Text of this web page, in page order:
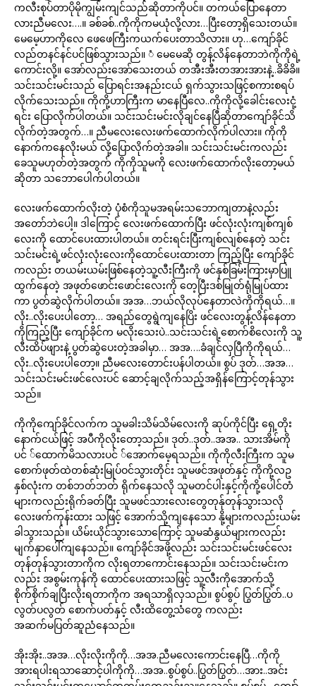
ကလီးစုပ်တာပိုမိုကျွမ်းကျင်သည်ဆိုတာကိုပင်။ တကယ်ပြောနေတာ
လားညီမလေး….။ ခစ်ခစ်..ကိုကိုကမယုံလို့လား…ပြီးတော့ရှိသေးတယ်။
မေမေ့ဟာကိုလေ ဖေဖေကြီးကယက်ပေးတာသိလား။ ဟု…ကျော်ခိုင်
လည်တနင်နင်ပင်ဖြစ်သွားသည်။ ံ မေမေဆို တွန့်လိန်နေတာဘဲကိုကိုရဲ့
ကောင်းလို့။ အော်လည်းအော်သေးတယ် တအီးအီးတအားအားနဲ့..ခိခိခိ။
သင်းသင်းမင်းသည် ပြောရင်းအနည်းငယ် ရှက်သွားသဖြင့်စကားစရပ်
လိုက်သေးသည်။ ကိုကို့ဟာကြီးက မာနေပြီလေ..ကိုကိုလို့ခေါင်းလေးငုံ့
ရင်း ပြောလိုက်ပါတယ်။ သင်းသင်းမင်းလိုချင်နေပြီဆိုတာကျော်ခိုင်သိ
လိုက်တဲ့အတွက်…။ ညီမလေးလေးဖက်ထောက်လိုက်ပါလား။ ကိုကို
နောက်ကနေလိုးမယ် လို့ပြောလိုက်တဲ့အခါ။ သင်းသင်းမင်းကလည်း
ခေသူမဟုတ်တဲ့အတွက် ကိုကိုသူမကို လေးဖက်ထောက်လိုးတော့မယ်
ဆိုတာ သဘောပေါက်ပါတယ်။
လေးဖက်ထောက်လိုးတဲ့ ပုံစံကိုသူမအရမ်းသဘောကျတာနဲ့လည်း
အတော်ဘဲပေါ့။ ဒါကြောင့် လေးဖက်ထောက်ပြီး ဖင်လုံးလုံးကျစ်ကျစ်
လေးကို ထောင်ပေးထားပါတယ်။ တင်းရင်းပြီးကျစ်လျစ်နေတဲ့ သင်း
သင်းမင်းရဲ့ဖင်လုံးလုံးလေးကိုထောင်ပေးထားတာ ကြည့်ပြီး ကျော်ခိုင်
ကလည်း တယမ်းယမ်းဖြစ်နေတဲ့သူ့လီးကြီးကို ဖင်နှစ်ခြမ်းကြားမှာပြူ
ထွက်နေတဲ့ အဖုတ်ဖောင်းဖောင်းလေးကို တေ့ပြီးဒစ်မြုတ်ရုံမြုပ်ထား
ကာ ပွတ်ဆွဲလိုက်ပါတယ်။ အအ…ဘယ်လိုလုပ်နေတာလဲကိုကိုရယ်…။
လိုး..လိုးပေးပါတော့… အရည်တွေရွဲကျနေပြိး ဖင်လေးတွန့်လိန်နေတာ
ကိုကြည့်ပြီး ကျော်ခိုင်က မလိုးသေးပဲ..သင်းသင်းရဲ့စောက်စိလေးကို သူ့
လီးထိပ်ဖျားနဲ့ ပွတ်ဆွဲပေးတဲ့အခါမှာ… အအ….ခံချင်လှပြီကိုကိုရယ်…
လိုး..လိုးပေးပါတော့။ ညီမလေးတောင်းပန်ပါတယ်။ စွပ် ဒုတ်…အအ…
သင်းသင်းမင်းဖင်လေးပင် ဆောင့်ချလိုက်သည့်အရှိန်ကြောင့်တုန်သွား
သည်။
ကိုကိုကျော်ခိုင်လက်က သူမခါးသိမ်သိမ်လေးကို ဆုပ်ကိုင်ပြီး ရှေ့တိုး
နောက်ငယ်ဖြင့် အပီကိုလိုးတော့သည်။ ဒုတ်..ဒုတ်..အအ.. သားအိမ်ကို
ပင် ်ထောက်မိသလားပင် ်အောက်မေ့ရသည်။ ကိုကိုလီးကြီးက သူမ
စောက်ဖုတ်ထဲတစ်ဆုံးမြုပ်ဝင်သွားတိုင်း သူမဖင်အဖုတ်နှင့် ကိုကို့လဥ
နှစ်လုံးက တစ်ဘတ်ဘတ် ရိုက်နေသလို သူမတင်ပါးနှင့်ကိုကို့ပေါင်တံ
များကလည်းရိုက်ခတ်ပြီး သူမဖင်သားလေးတွေတုန်ုတုန်သွားသလို
လေးဖက်ကုန်းထား သဖြင့် အောက်သို့ကျနေသော နို့များကလည်းယမ်း
ခါသွားသည်။ ယိမ်းယိုင်သွားသောကြောင့် သူမဆံနွယ်များကလည်း
မျက်နှာပေါ်ကျနေသည်။ ကျော်ခိုင်အဖို့လည်း သင်းသင်းမင်းဖင်လေး
တုန်တုန်သွားတာကိုက လိုးရတာကောင်းနေသည်။ သင်းသင်းမင်းက
လည်း အစွမ်းကုန်ကို ထောင်ပေးထားသဖြင့် သူ့လီးကိုအောက်သို့
စိုက်စိုက်ချပြီးလိုးရတာကိုက အရသာရှိလှသည်။ စွပ်စွပ် ပြွတ်ပြွတ်..ပ
လွတ်ပလွတ် စောက်ပတ်နှင့် လီးထိတွေ့သံတွေ ကလည်း
အဆက်မပြတ်ဆူညံနေသည်။
အိုးအိုး..အအ…လိုးလိုးကိုကို…အအ.ညီမလေးကောင်းနေပြီ…ကိုကို
အားရပါးရသာဆောင့်ပါကိုကို…အအ..စွပ်စွပ်..ပြွတ်ပြွတ်…အား..အင်း